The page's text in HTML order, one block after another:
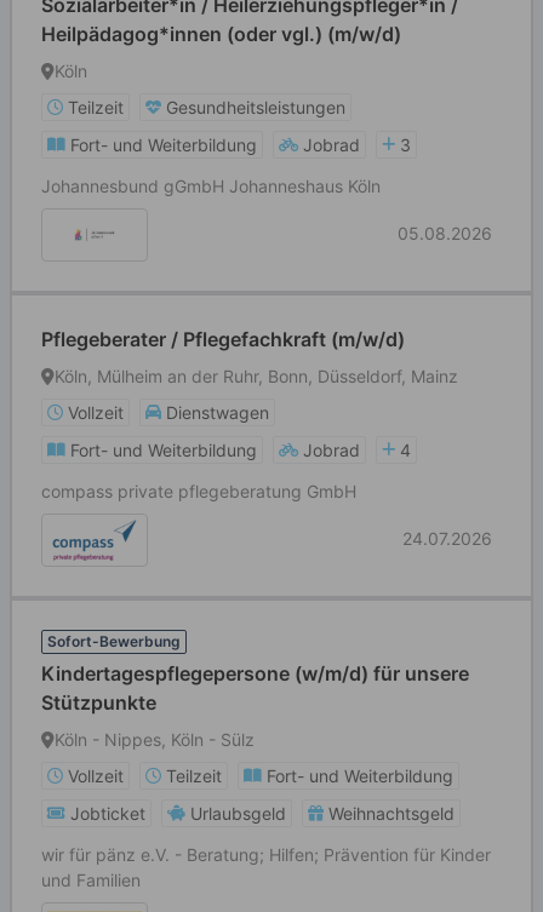
Sozialarbeiter*in / Heilerziehungspfleger*in /
Heilpädagog*innen (oder vgl.) (m/w/d)
Köln
Teilzeit
Gesundheitsleistungen
Fort- und Weiterbildung
Jobrad
3
Johannesbund gGmbH Johanneshaus Köln
05.08.2026
Pflegeberater / Pflegefachkraft (m/w/d)
Köln, Mülheim an der Ruhr, Bonn, Düsseldorf, Mainz
Vollzeit
Dienstwagen
Fort- und Weiterbildung
Jobrad
4
compass private pflegeberatung GmbH
24.07.2026
Sofort-Bewerbung
Kindertagespflegepersone (w/m/d) für unsere
Stützpunkte
Köln - Nippes, Köln - Sülz
Vollzeit
Teilzeit
Fort- und Weiterbildung
Jobticket
Urlaubsgeld
Weihnachtsgeld
wir für pänz e.V. - Beratung; Hilfen; Prävention für Kinder
und Familien